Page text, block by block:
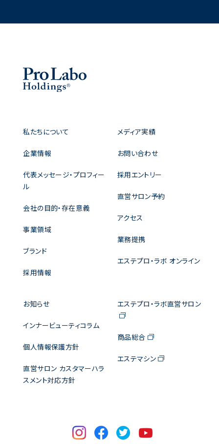
私たちについて
企業情報
代表メッセージ・プロフィー
ル
会社の目的・存在意義
事業領域
ブランド
採用情報
メディア実績
お問い合わせ
採用エントリー
直営サロン予約
アクセス
業務提携
エステプロ・ラボ オンライン
お知らせ
インナービューティコラム
個人情報保護方針
直営サロン カスタマーハラ
スメント対応方針
エステプロ・ラボ直営サロン
商品総合
エステマシン